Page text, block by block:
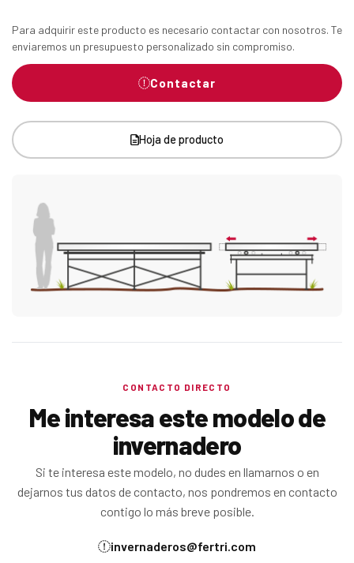
Para adquirir este producto es necesario contactar con nosotros. Te
enviaremos un presupuesto personalizado sin compromiso.
Contactar
Hoja de producto
CONTACTO DIRECTO
Me interesa este modelo de
invernadero
Si te interesa este modelo, no dudes en llamarnos o en
dejarnos tus datos de contacto, nos pondremos en contacto
contigo lo más breve posible.
invernaderos@fertri.com